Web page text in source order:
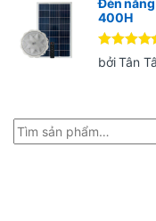
Đèn
400H
Được xếp
hạng 55
bởi Tân